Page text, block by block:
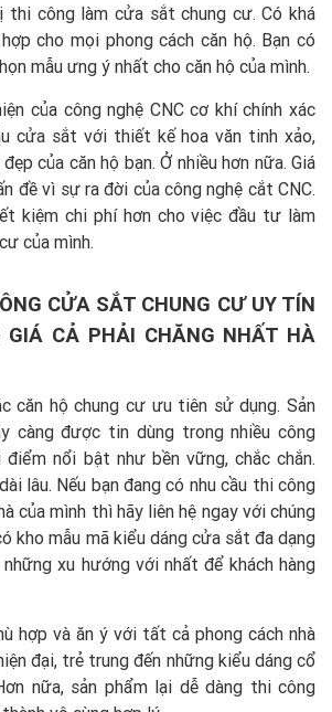
thi công làm cửa sắt chung cư. Có khá
cho mọi phong cách căn hộ. Bạn có
mẫu ưng ý nhất cho căn hộ của mình.
của công nghệ CNC cơ khí chính xác
cửa sắt với thiết kế hoa văn tinh xảo,
của căn hộ bạn. Ở nhiều hơn nữa. Giá
đề vì sự ra đời của công nghệ cắt CNC.
kiệm chi phí hơn cho việc đầu tư làm
của mình.
CỬA SẮT CHUNG CƯ UY TÍN
GIÁ CẢ PHẢI CHĂNG NHẤT HÀ
căn hộ chung cư ưu tiên sử dụng. Sản
càng được tin dùng trong nhiều công
nổi bật như bền vững, chắc chắn.
lâu. Nếu bạn đang có nhu cầu thi công
của mình thì hãy liên hệ ngay với chúng
kho mẫu mã kiểu dáng cửa sắt đa dạng
xu hướng với nhất để khách hàng
hợp và ăn ý với tất cả phong cách nhà
đại, trẻ trung đến những kiểu dáng cổ
nữa, sản phẩm lại dễ dàng thi công